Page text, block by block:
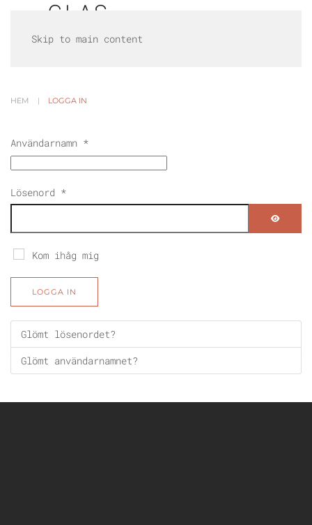
Skip to main content
HEM LOGGA IN
Användarnamn *
Lösenord *
Kom ihåg mig
LOGGA IN
Glömt lösenordet?
Glömt användarnamnet?